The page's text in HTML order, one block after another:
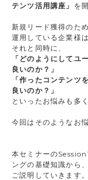
お問い合わせ
テンツ活用講座」 を
新規リード獲得のた
運用している企業様
それと同時に、
「どのようにしてユ
良いのか？」
「作ったコンテンツ
良いのか？」
といったお悩みも多
今回はそのようなお
本セミナーの
ングの基礎知識から
ご説明していきます。